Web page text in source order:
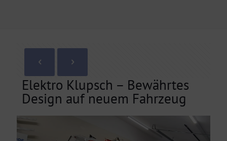
Elektro Klupsch – Bewährtes
Design auf neuem Fahrzeug